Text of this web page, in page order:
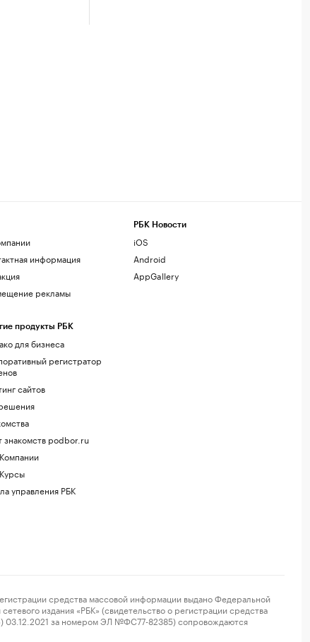
информация
рекламы
продукты РБК
для бизнеса
регистратор
сайтов
знакомств podbor.ru
управления РБК
РБК Новости
iOS
Android
AppGallery
средства массовой информации выдано Федеральной
издания «РБК» (свидетельство о регистрации средства
03.12.2021 за номером ЭЛ №ФС77-82385) сопровождаются